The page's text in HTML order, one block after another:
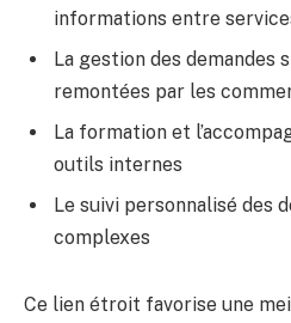
informations entre
La gestion des demandes
remontées par les
La formation et
outils internes
Le suivi personnalisé des
complexes
Ce lien étroit favorise une